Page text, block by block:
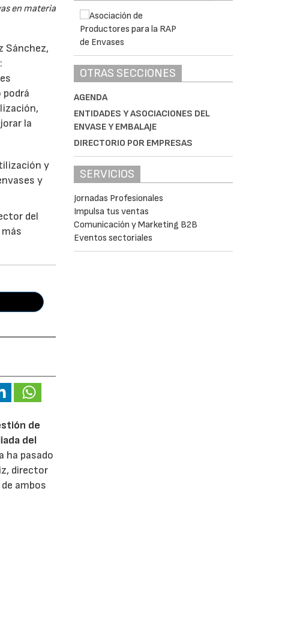
en materia
Sánchez,
la
y
y
del
de
del
ha pasado
director
ambos
OTRAS SECCIONES
AGENDA
ENTIDADES Y ASOCIACIONES DEL
ENVASE Y EMBALAJE
DIRECTORIO POR EMPRESAS
SERVICIOS
Jornadas Profesionales
Impulsa tus ventas
Comunicación y Marketing B2B
Eventos sectoriales